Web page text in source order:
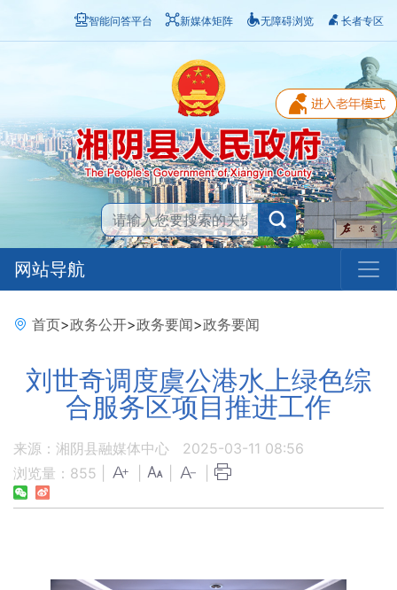
智能问答平台 新媒体矩阵 无障碍浏览 长者专区
网站导航
首页>政务公开>政务要闻>政务要闻
刘世奇调度虞公港水上绿色综
合服务区项目推进工作
来源：湘阴县融媒体中心
2025-03-11 08:56
浏览量： 855